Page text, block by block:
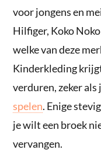
voor jongens en
Hilfiger, Koko
welke van deze
Kinderkleding
verduren, zeker als
spelen. Enige
je wilt een broek
vervangen.